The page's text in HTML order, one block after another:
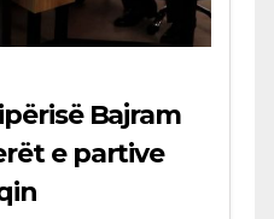
Bajram
e partive